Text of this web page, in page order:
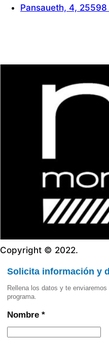
Pansaueth, 4, 25598
Copyright © 2022.
Solicita información y
Rellena los datos y te
programa.
Nombre *